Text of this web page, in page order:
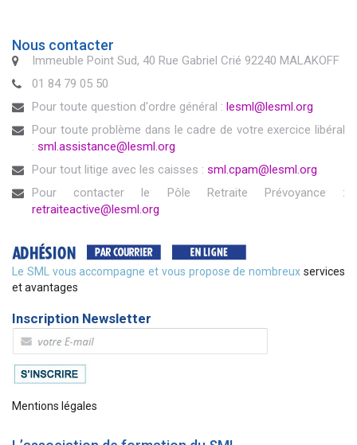
Nous contacter
Immeuble Point Sud, 40 Rue Gabriel Crié 92240 MALAKOFF
01 84 79 05 50
Pour toute question d'ordre général : lesml@lesml.org
Pour toute problème dans le cadre de votre exercice libéral
: sml.assistance@lesml.org
Pour tout litige avec les caisses : sml.cpam@lesml.org
Pour contacter le Pôle Retraite Prévoyance :
retraiteactive@lesml.org
Le SML vous accompagne et vous propose de nombreux services
et avantages
Inscription Newsletter
Mentions légales